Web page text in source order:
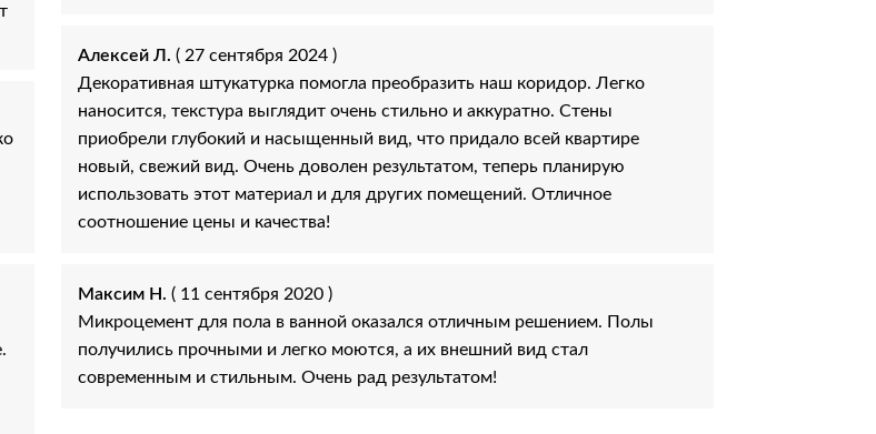
Алексей Л. ( 27 сентября 2024 )
Декоративная штукатурка помогла преобразить наш коридор. Легко
наносится, текстура выглядит очень стильно и аккуратно. Стены
приобрели глубокий и насыщенный вид, что придало всей квартире
новый, свежий вид. Очень доволен результатом, теперь планирую
использовать этот материал и для других помещений. Отличное
соотношение цены и качества!
Максим Н. ( 11 сентября 2020 )
Микроцемент для пола в ванной оказался отличным решением. Полы
получились прочными и легко моются, а их внешний вид стал
современным и стильным. Очень рад результатом!